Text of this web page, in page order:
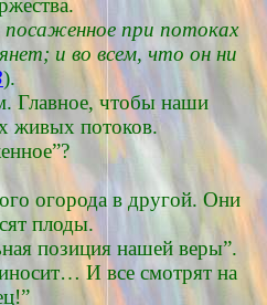
посаженное при потоках
и во всем, что он ни
).
Главное, чтобы наши
живых потоков.
огорода в другой. Они
плоды.
позиция нашей веры”.
И все смотрят на